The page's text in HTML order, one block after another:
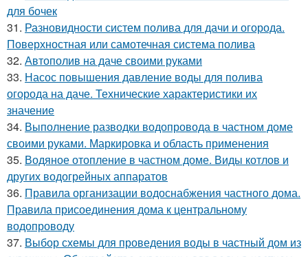
для бочек
31. Разновидности систем полива для дачи и огорода.
Поверхностная или самотечная система полива
32. Автополив на даче своими руками
33. Насос повышения давление воды для полива
огорода на даче. Технические характеристики их
значение
34. Выполнение разводки водопровода в частном доме
своими руками. Маркировка и область применения
35. Водяное отопление в частном доме. Виды котлов и
других водогрейных аппаратов
36. Правила организации водоснабжения частного дома.
Правила присоединения дома к центральному
водопроводу
37. Выбор схемы для проведения воды в частный дом из